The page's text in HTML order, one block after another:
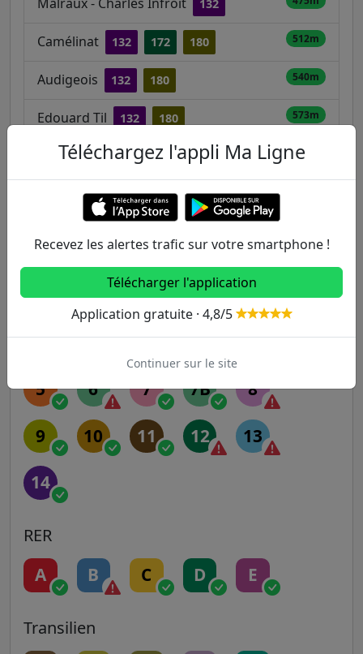
132
Camélinat 132 172 180 512m
Audigeois 132 180 540m
Edouard Til 132 180 573m
Eglise 132 180 653m
Beethoven - Concorde T9
Autres lignes
Metro
1 2 3 3B 4
5 6 7 7B 8
9 10 11 12 13
14
RER
A B C D E
Transilien
Téléchargez l'appli Ma Ligne
Recevez les alertes trafic sur votre smartphone !
Télécharger l'application
Application gratuite · 4,8/5
Continuer sur le site